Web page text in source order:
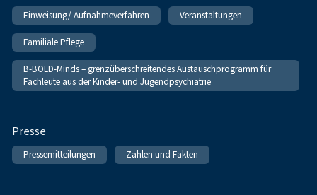
Einweisung/ Aufnahmeverfahren Veranstaltungen
Familiale Pflege
B-BOLD-Minds – grenzüberschreitendes Austauschprogramm für
Fachleute aus der Kinder- und Jugendpsychiatrie
Presse
Pressemitteilungen Zahlen und Fakten